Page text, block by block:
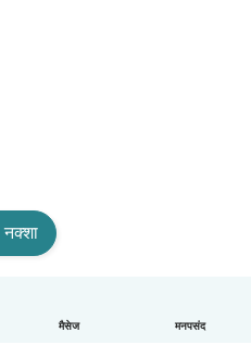
मैसेज मनपसंद
नक्शा